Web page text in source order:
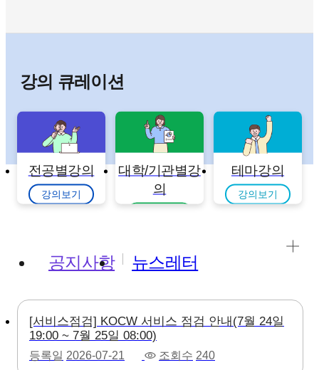
강의 큐레이션
전공별강의
강의보기
대학/기관별강
의
테마강의
강의보기
공지사항 뉴스레터
[서비스점검] KOCW 서비스 점검 안내(7월 24일
19:00 ~ 7월 25일 08:00)
등록일 2026-07-21 조회수 240